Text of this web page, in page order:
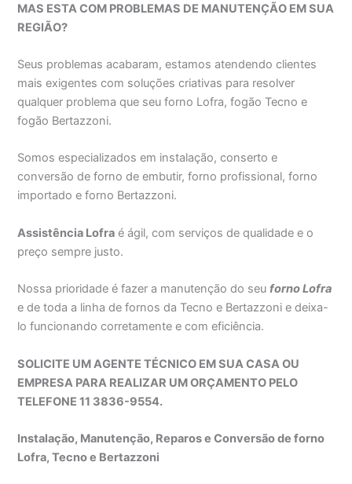
MAS ESTA COM PROBLEMAS DE MANUTENÇÃO EM SUA
REGIÃO?
Seus problemas acabaram, estamos atendendo clientes
mais exigentes com soluções criativas para resolver
qualquer problema que seu forno Lofra, fogão Tecno e
fogão Bertazzoni.
Somos especializados em instalação, conserto e
conversão de forno de embutir, forno profissional, forno
importado e forno Bertazzoni.
Assistência Lofra é ágil, com serviços de qualidade e o
preço sempre justo.
Nossa prioridade é fazer a manutenção do seuforno Lofra
e de toda a linha de fornos da Tecno e Bertazzoni e deixa-
lo funcionando corretamente e com eficiência.
SOLICITE UM AGENTE TÉCNICO EM SUA CASA OU
EMPRESA PARA REALIZAR UM ORÇAMENTO PELO
TELEFONE 11 3836-9554.
Instalação, Manutenção, Reparos e Conversão de forno
Lofra, Tecno e Bertazzoni